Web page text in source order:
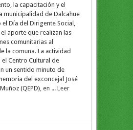
la capacitación y el
municipalidad de Dalcahue
Día del Dirigente Social,
aporte que realizan las
comunitarias al
la comuna. La actividad
el Centro Cultural de
un sentido minuto de
del exconcejal José
(QEPD), en ... Leer